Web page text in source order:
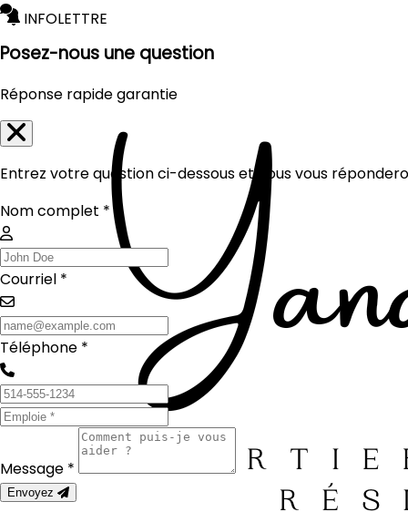
INFOLETTRE
Posez-nous une question
Réponse rapide garantie
Entrez votre question ci-dessous et nous vous
Nom complet *
Courriel *
Téléphone *
Message *
Envoyez